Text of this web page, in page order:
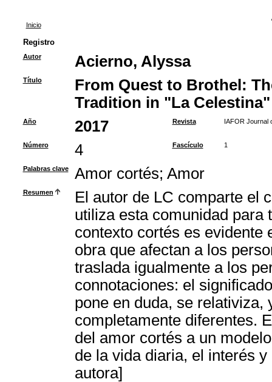
Inicio
Registro
Autor Acierno, Alyssa
Título
From Quest to Brothel:
Tradition in "La Celestina"
Año 2017 Revista IAFOR Journal
Número 4 Fascículo 1
Palabras clave Amor cortés; Amor
Resumen
El autor de LC comparte el
utiliza esta comunidad para
contexto cortés es evidente
obra que afectan a los
traslada igualmente a los
connotaciones: el
pone en duda, se
completamente diferentes.
del amor cortés a un
de la vida diaria, el interés
autora]